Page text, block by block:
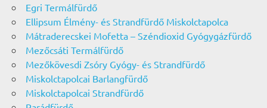
Egri Termálfürdő
Ellipsum Élmény- és Strandfürdő Miskolctapolca
Mátraderecskei Mofetta – Széndioxid Gyógygázfürdő
Mezőcsáti Termálfürdő
Mezőkövesdi Zsóry Gyógy- és Strandfürdő
Miskolctapolcai Barlangfürdő
Miskolctapolcai Strandfürdő